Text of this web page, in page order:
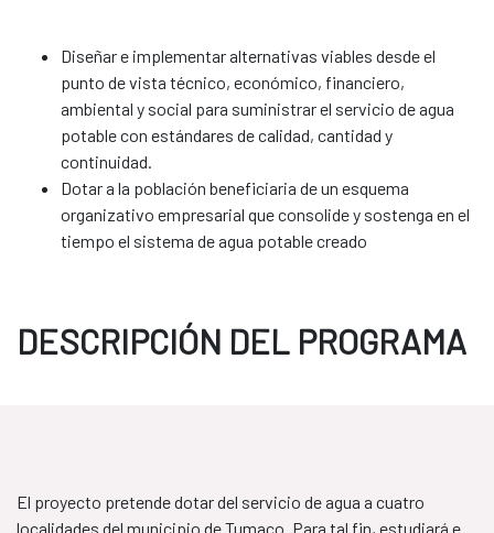
Diseñar e implementar alternativas viables desde el
punto de vista técnico, económico, financiero,
ambiental y social para suministrar el servicio de agua
potable con estándares de calidad, cantidad y
continuidad.
Dotar a la población beneficiaria de un esquema
organizativo empresarial que consolide y sostenga en el
tiempo el sistema de agua potable creado
DESCRIPCIÓN DEL PROGRAMA
El proyecto pretende dotar del servicio de agua a cuatro
localidades del municipio de Tumaco. Para tal fin, estudiará e